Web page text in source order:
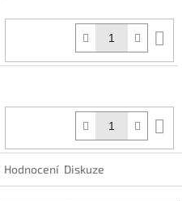
Hodnocení Diskuze